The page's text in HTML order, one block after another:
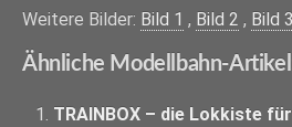
Weitere Bilder: Bild 1 , Bild 2 , Bild 3
Ähnliche Modellbahn-
TRAINBOX – die Lokkiste